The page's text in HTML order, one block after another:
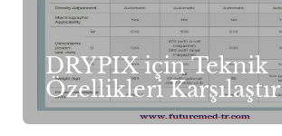
DRYPIX için Teknik
Özellikleri Karşılaştır